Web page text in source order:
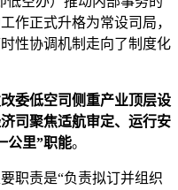
作正式升格为常设司局，
性协调机制走向了制度化
委低空司侧重产业顶层设
司聚焦适航审定、运行安
公里”职能。
职责是“负责拟订并组织